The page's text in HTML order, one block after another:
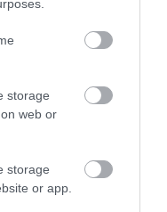
storage
web or
storage
or app.